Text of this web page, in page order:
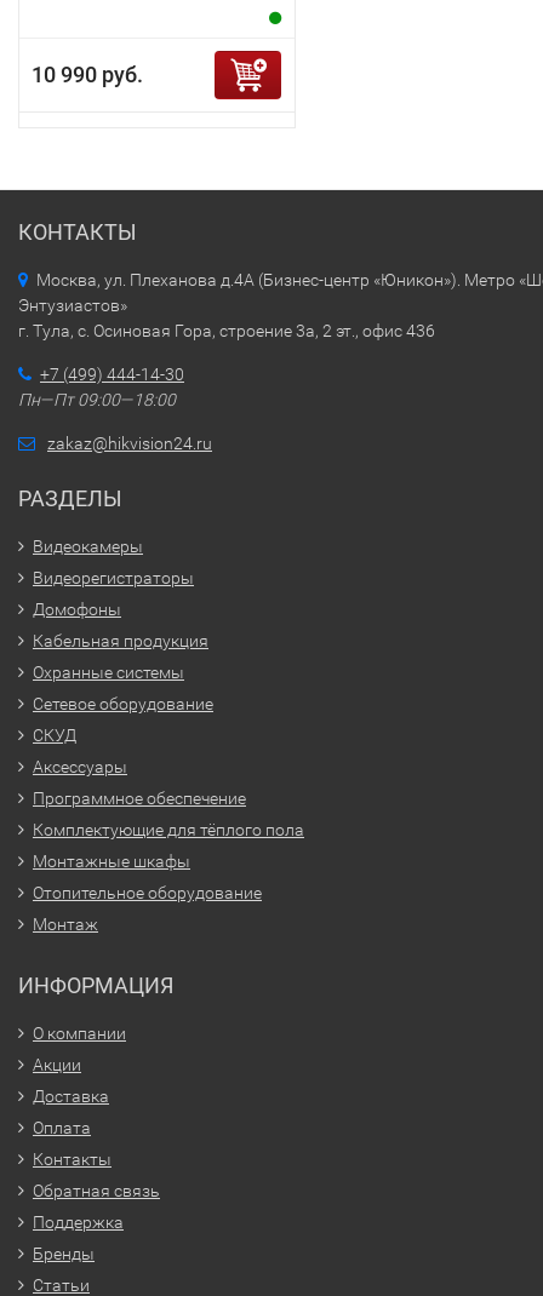
10 990 руб.
КОНТАКТЫ
Москва, ул. Плеханова д.4А (Бизнес-центр «Юникон»). Метро
Энтузиастов»
г. Тула, с. Осиновая Гора, строение 3а, 2 эт., офис 436
+7 (499) 444-14-30
Пн—Пт 09:00—18:00
zakaz@hikvision24.ru
РАЗДЕЛЫ
Видеокамеры
Видеорегистраторы
Домофоны
Кабельная продукция
Охранные системы
Сетевое оборудование
СКУД
Аксессуары
Программное обеспечение
Комплектующие для тёплого пола
Монтажные шкафы
Отопительное оборудование
Монтаж
ИНФОРМАЦИЯ
О компании
Акции
Доставка
Оплата
Контакты
Обратная связь
Поддержка
Бренды
Статьи